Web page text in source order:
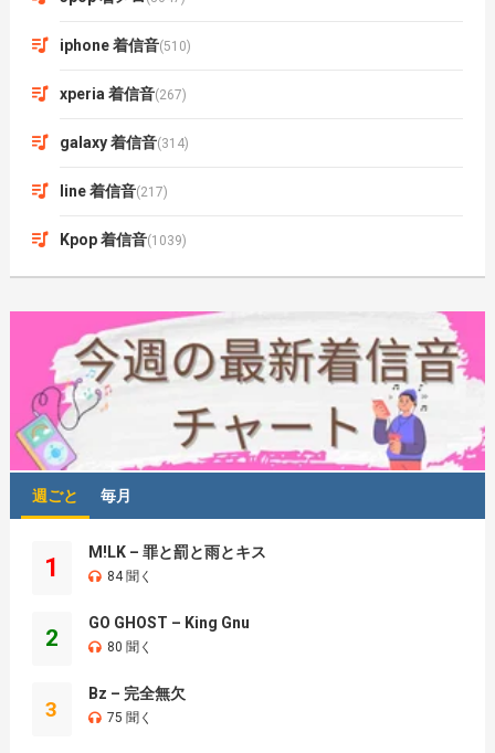
iphone 着信音(510)
xperia 着信音(267)
galaxy 着信音(314)
line 着信音(217)
Kpop 着信音(1039)
週ごと 毎月
1
M!LK – 罪と罰と雨とキス
84 聞く
2
GO GHOST – King Gnu
80 聞く
3
Bz – 完全無欠
75 聞く